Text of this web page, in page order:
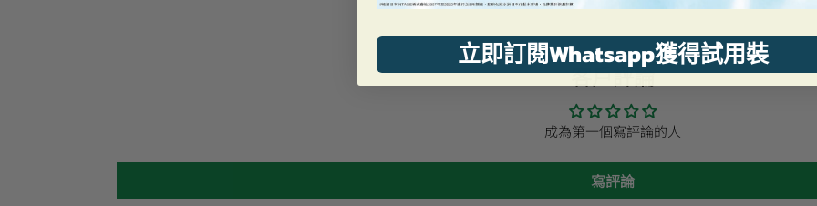
客戶評論
成為第一個寫評論的人
寫評論
立即訂閱Whatsapp獲得試用裝